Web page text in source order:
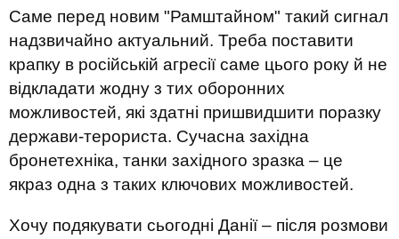
Саме перед новим "Рамштайном" такий сигнал
надзвичайно актуальний. Треба поставити
крапку в російській агресії саме цього року й не
відкладати жодну з тих оборонних
можливостей, які здатні пришвидшити поразку
держави-терориста. Сучасна західна
бронетехніка, танки західного зразка – це
якраз одна з таких ключових можливостей.
Хочу подякувати сьогодні Данії – після розмови